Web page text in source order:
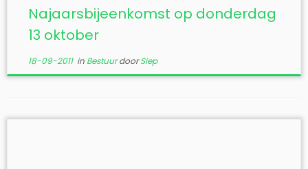
[…]
Najaarsbijeenkomst op donderdag
13 oktober
18-09-2011in BestuurdoorSiep